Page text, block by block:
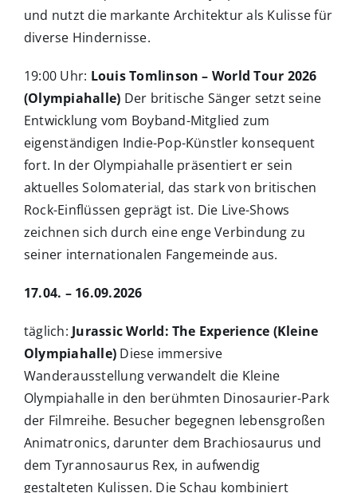
und nutzt die markante Architektur als Kulisse für
diverse Hindernisse.
19:00 Uhr: Louis Tomlinson – World Tour 2026
(Olympiahalle) Der britische Sänger setzt seine
Entwicklung vom Boyband-Mitglied zum
eigenständigen Indie-Pop-Künstler konsequent
fort. In der Olympiahalle präsentiert er sein
aktuelles Solomaterial, das stark von britischen
Rock-Einflüssen geprägt ist. Die Live-Shows
zeichnen sich durch eine enge Verbindung zu
seiner internationalen Fangemeinde aus.
17.04. – 16.09.2026
täglich: Jurassic World: The Experience (Kleine
Olympiahalle) Diese immersive
Wanderausstellung verwandelt die Kleine
Olympiahalle in den berühmten Dinosaurier-Park
der Filmreihe. Besucher begegnen lebensgroßen
Animatronics, darunter dem Brachiosaurus und
dem Tyrannosaurus Rex, in aufwendig
gestalteten Kulissen. Die Schau kombiniert